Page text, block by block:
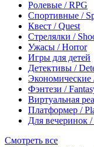
Ролевые / RPG
Спортивные /
Квест / Quest
Стрелялки /
Ужасы / Horror
Игры для детей
Детективы /
Экономические
Фэнтези /
Виртуальная
Платформер /
Для вечеринок /
Смотреть все